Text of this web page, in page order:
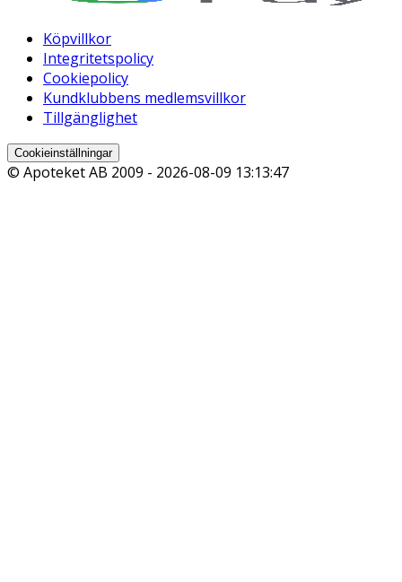
Köpvillkor
Integritetspolicy
Cookiepolicy
Kundklubbens medlemsvillkor
Tillgänglighet
Cookieinställningar
© Apoteket AB 2009 - 2026-08-09 13:13:47